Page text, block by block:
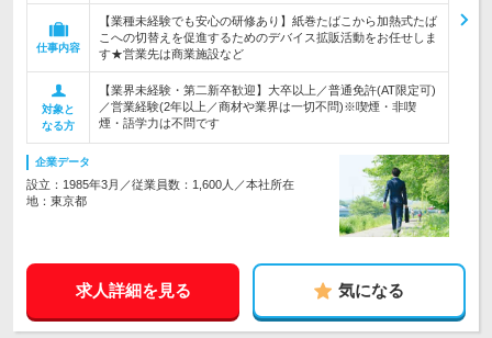
仕事内容
【業種未経験でも安心の研修あり】紙巻たばこから加熱式たば
こへの切替えを促進するためのデバイス拡販活動をお任せしま
す★営業先は商業施設など
対象と
なる方
【業界未経験・第二新卒歓迎】大卒以上／普通免許(AT限定可)
／営業経験(2年以上／商材や業界は一切不問)※喫煙・非喫
煙・語学力は不問です
企業データ
設立：1985年3月／従業員数：1,600人／本社所在
地：東京都
求人詳細を見る 気になる